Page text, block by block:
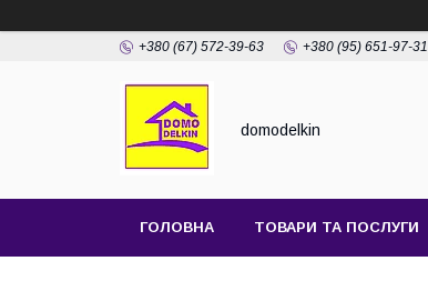
+380 (67) 572-39-63 +380 (95) 651-97-31
domodelkin
ГОЛОВНА ТОВАРИ ТА ПОСЛУГИ